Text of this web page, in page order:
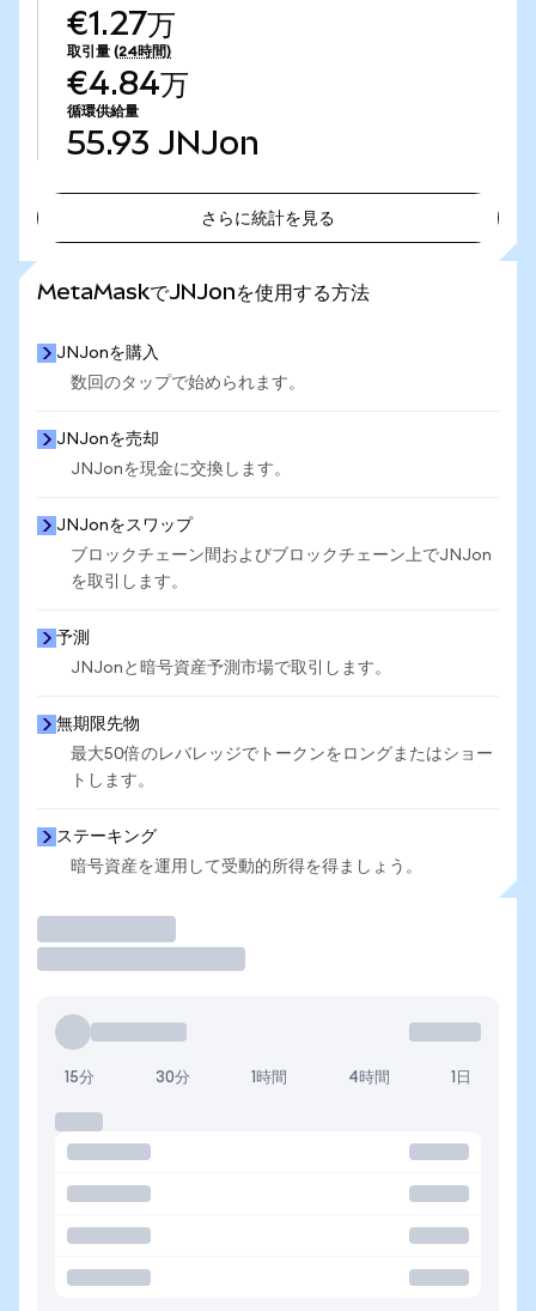
€1.27万
取引量 (24時間)
€4.84万
循環供給量
55.93 JNJon
さらに統計を見る
MetaMaskでJNJonを使用する方法
JNJonを購入
数回のタップで始められます。
JNJonを売却
JNJonを現金に交換します。
JNJonをスワップ
ブロックチェーン間およびブロックチェーン上でJNJon
を取引します。
予測
JNJonと暗号資産予測市場で取引します。
無期限先物
最大50倍のレバレッジでトークンをロングまたはショー
トします。
ステーキング
暗号資産を運用して受動的所得を得ましょう。
15分 30分 1時間 4時間 1日